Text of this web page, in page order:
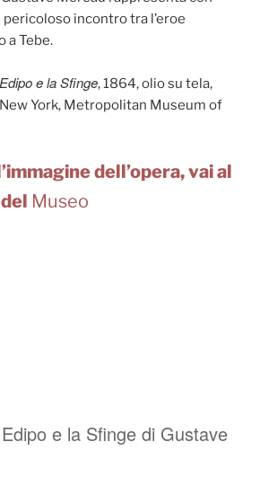
incontro tra l’eroe
a Tebe.
Edipo e la Sfinge, 1864, olio su tela,
York, Metropolitan Museum of
dell’opera, vai al
Museo
e la Sfinge di Gustave